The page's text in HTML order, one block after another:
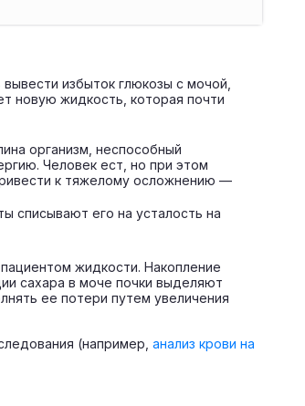
избыток глюкозы с мочой,
новую жидкость, которая почти
организм, неспособный
Человек ест, но при этом
к тяжелому осложнению —
списывают его на усталость на
жидкости. Накопление
сахара в моче почки выделяют
ее потери путем увеличения
(например, анализ крови на